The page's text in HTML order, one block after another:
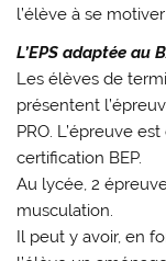
l’élève à se
L’EPS adaptée au
Les élèves de
présentent
PRO. L’épreuve
certification BEP.
Au lycée, 2
musculation.
Il peut y avoir, en